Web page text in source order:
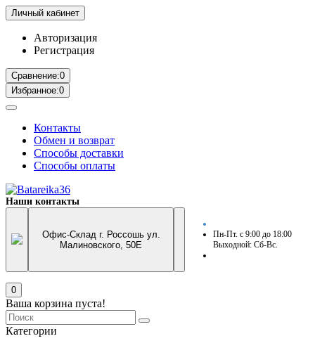
Личный кабинет
Авторизация
Регистрация
Сравнение:0
Избранное:0
Контакты
Обмен и возврат
Способы доставки
Способы оплаты
Наши контакты
Офис-Склад г. Россошь ул.
Малиновского, 50Е
Пн-Пт. с 9:00 до 18:00
Выходной: Сб-Вс.
0
Ваша корзина пуста!
Категории